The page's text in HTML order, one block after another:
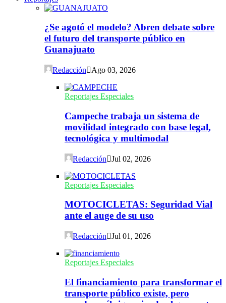
¿Se agotó el modelo? Abren debate sobre
el futuro del transporte público en
Guanajuato
Redacción Ago 03, 2026
Reportajes Especiales
Campeche trabaja un sistema de
movilidad integrado con base legal,
tecnológica y multimodal
Redacción Jul 02, 2026
Reportajes Especiales
MOTOCICLETAS: Seguridad Vial
ante el auge de su uso
Redacción Jul 01, 2026
Reportajes Especiales
El financiamiento para transformar el
transporte público existe, pero